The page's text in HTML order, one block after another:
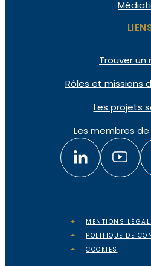
Trouver un
Rôles et missions
Les projets
Les membres
MENTIONS
POLITIQUE DE
COOKIES